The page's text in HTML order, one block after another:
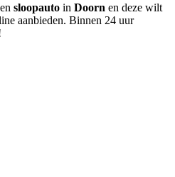
sloopauto in Doorn en deze wilt
aanbieden. Binnen 24 uur